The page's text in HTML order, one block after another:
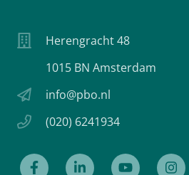
Herengracht 48
1015 BN Amsterdam
info@pbo.nl
(020) 6241934